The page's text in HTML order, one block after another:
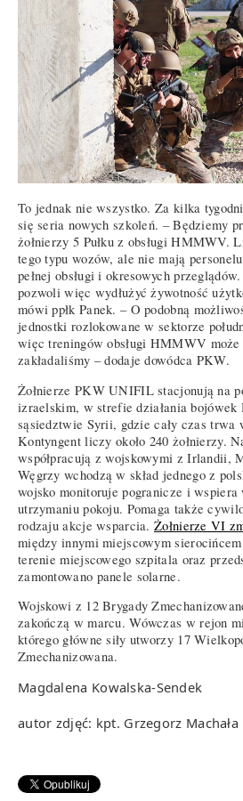
To jednak nie wszystko. Za kilka
się seria nowych szkoleń. – Będziemy
żołnierzy 5 Pułku z obsługi HMMWV.
tego typu wozów, ale nie mają
pełnej obsługi i okresowych
pozwoli więc wydłużyć żywotność
mówi ppłk Panek. – O podobną
jednostki rozlokowane w sektorze
więc treningów obsługi HMMWV
zakładaliśmy – dodaje dowódca PKW.
Żołnierze PKW UNIFIL stacjonują na
izraelskim, w strefie działania bojówek
sąsiedztwie Syrii, gdzie cały czas trwa
Kontyngent liczy około 240 żołnierzy.
współpracują z wojskowymi z Irlandii,
Węgrzy wchodzą w skład jednego z
wojsko monitoruje pogranicze i wspiera
utrzymaniu pokoju. Pomaga także
rodzaju akcje wsparcia.Żołnierze VI
między innymi miejscowym
terenie miejscowego szpitala oraz
zamontowano panele solarne.
Wojskowi z 12 Brygady
zakończą w marcu. Wówczas w rejon
którego główne siły utworzy 17
Zmechanizowana.
Magdalena Kowalska-Sendek
autor zdjęć: kpt. Grzegorz Machała